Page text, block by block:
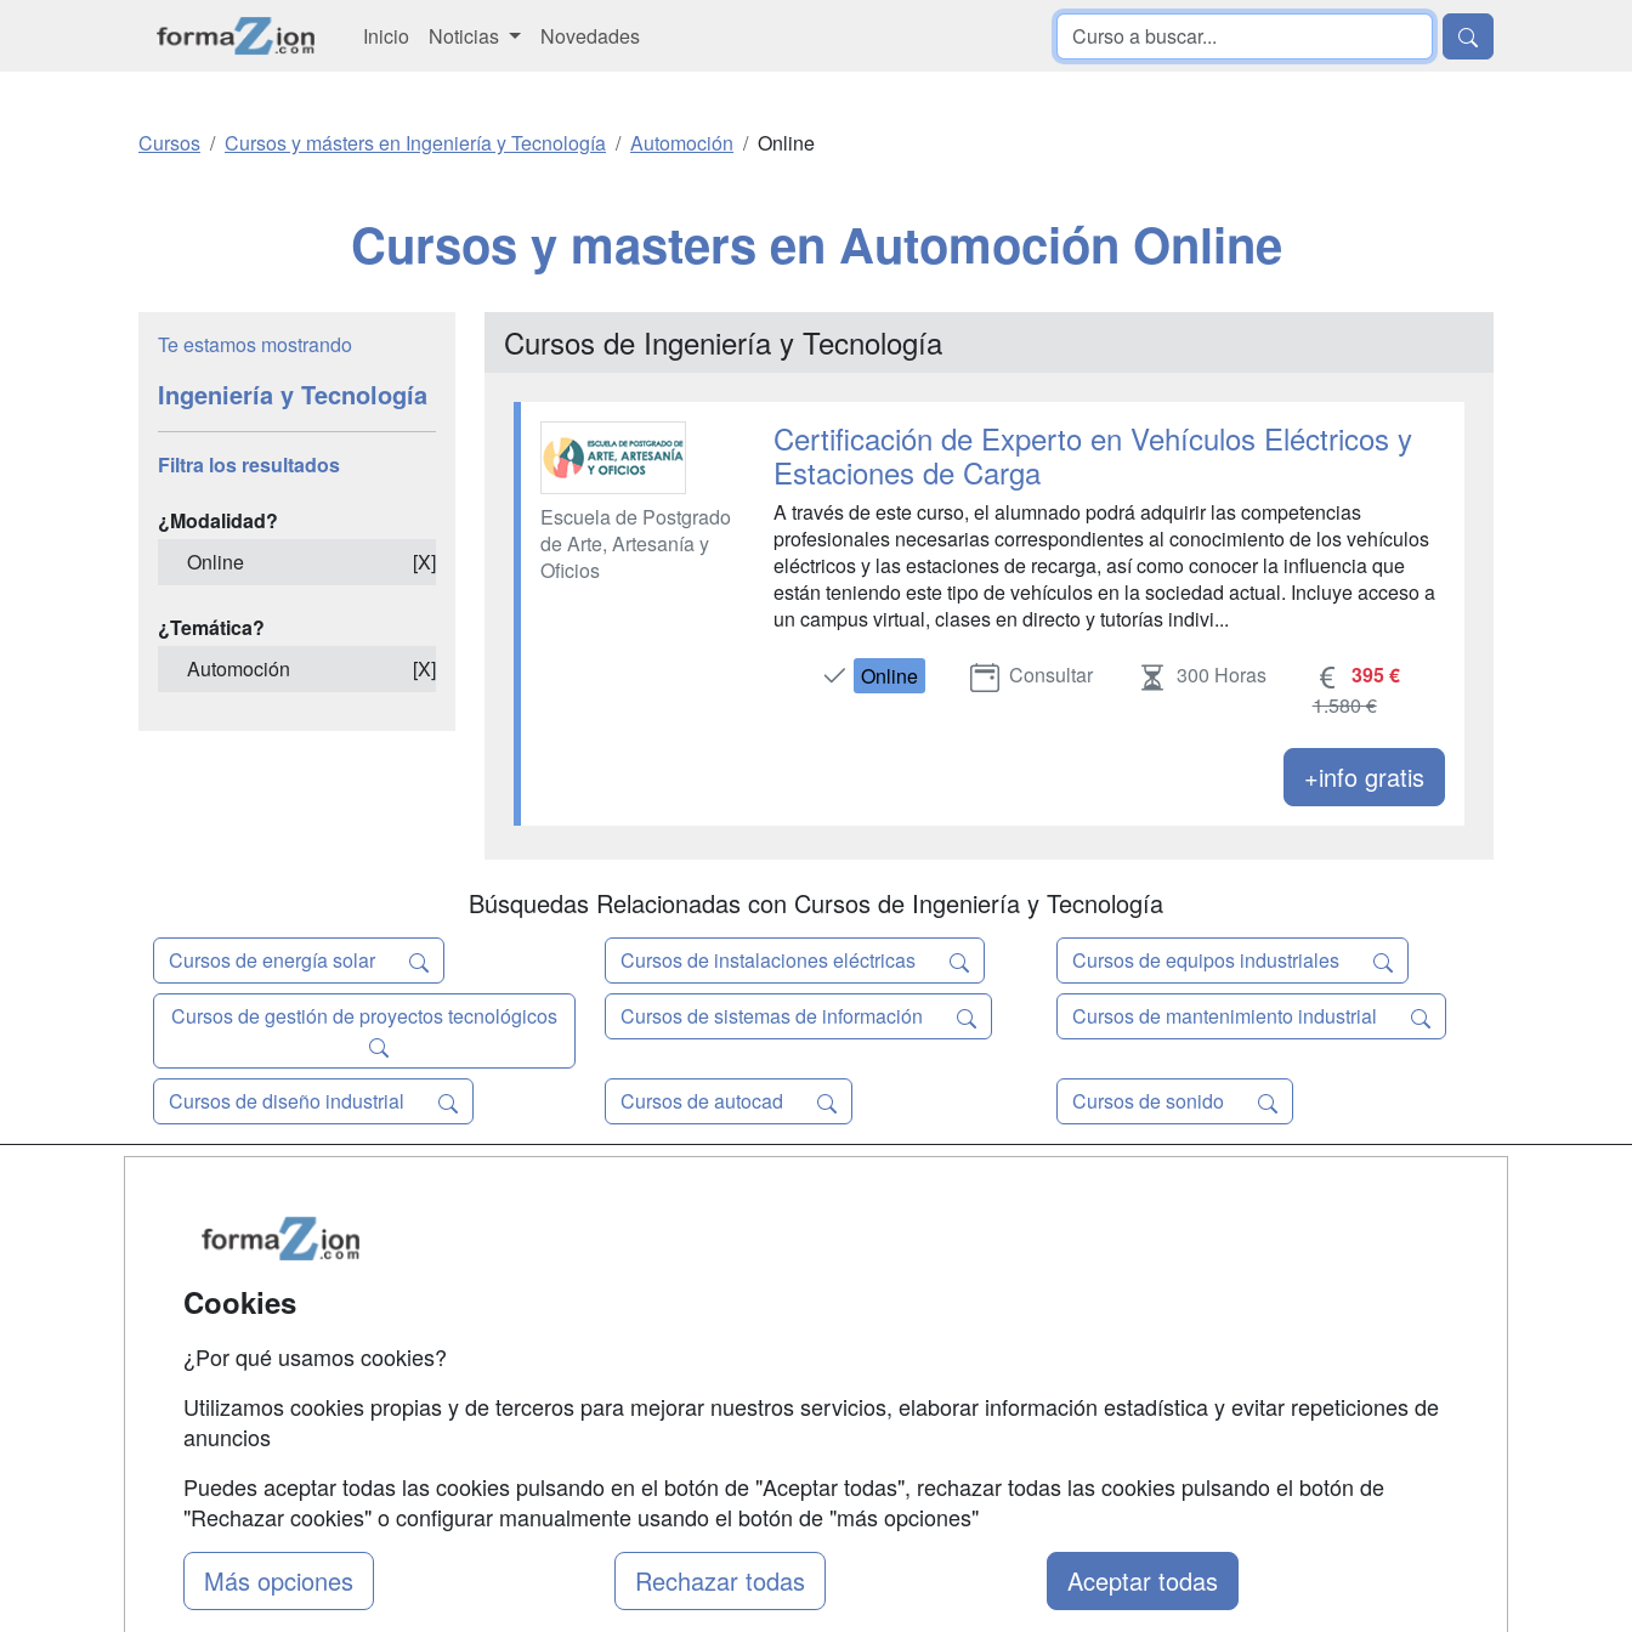
Inicio Noticias Novedades
Cursos Cursos y másters en Ingeniería y Tecnología Automoción Online
Cursos y masters en Automoción Online
Te estamos mostrando
Ingeniería y Tecnología
Filtra los resultados
¿Modalidad?
Online
[X]
¿Temática?
Automoción
[X]
Cursos de Ingeniería y Tecnología
Escuela de Postgrado
de Arte, Artesanía y
Oficios
Certificación de Experto en Vehículos Eléctricos y
Estaciones de Carga
A través de este curso, el alumnado podrá adquirir las competencias
profesionales necesarias correspondientes al conocimiento de los vehículos
eléctricos y las estaciones de recarga, así como conocer la influencia que
están teniendo este tipo de vehículos en la sociedad actual. Incluye acceso a
un campus virtual, clases en directo y tutorías indivi...
Online Consultar 300 Horas
395 €
1.580 €
+info gratis
Búsquedas Relacionadas con Cursos de Ingeniería y Tecnología
Cursos de energía solar Cursos de instalaciones eléctricas
Cursos de equipos industriales
Cursos de gestión de proyectos tecnológicos
Cursos de sistemas de información Cursos de mantenimiento industrial
Cursos de diseño industrial Cursos de autocad Cursos de sonido
Grupo formazion:
Cookies
¿Por qué usamos cookies?
Utilizamos cookies propias y de terceros para mejorar nuestros servicios, elaborar información estadística y evitar repeticiones de
anuncios
Puedes aceptar todas las cookies pulsando en el botón de "Aceptar todas", rechazar todas las cookies pulsando el botón de
"Rechazar cookies" o configurar manualmente usando el botón de "más opciones"
Más opciones Rechazar todas Aceptar todas